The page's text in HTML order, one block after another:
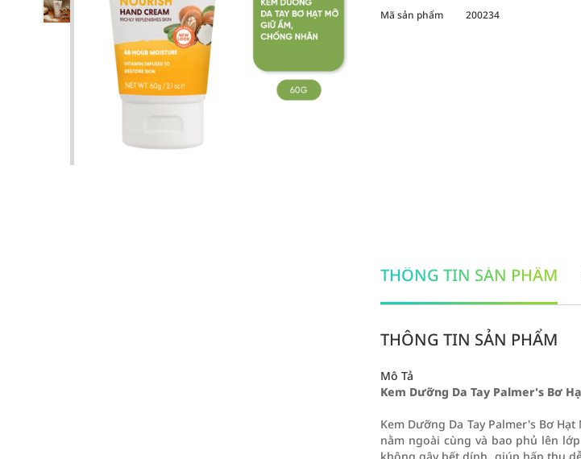
Mã sản phẩm 200234
THÔNG TIN SẢN PHẨM
THÔNG TIN SẢN PHẨM
Mô Tả
Kem Dưỡng Da Tay Palmer's Bơ
Kem Dưỡng Da Tay Palmer's Bơ
nằm ngoài cùng và bao phủ lên